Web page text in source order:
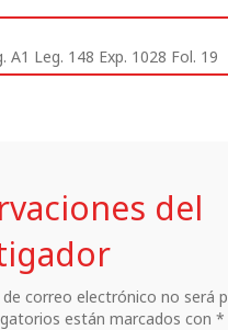
A1 Leg. 148 Exp. 1028 Fol. 19
del
de correo electrónico no será
están marcados con *